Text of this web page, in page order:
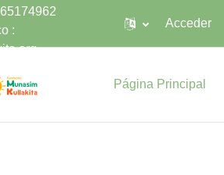
:
Acceder
Página Principal